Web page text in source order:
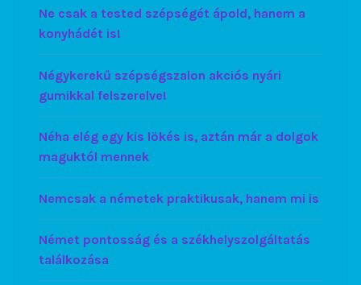
Ne csak a tested szépségét ápold, hanem a
konyhádét is!
Négykerekű szépségszalon akciós nyári
gumikkal felszerelve!
Néha elég egy kis lökés is, aztán már a dolgok
maguktól mennek
Nemcsak a németek praktikusak, hanem mi is
Német pontosság és a székhelyszolgáltatás
találkozása